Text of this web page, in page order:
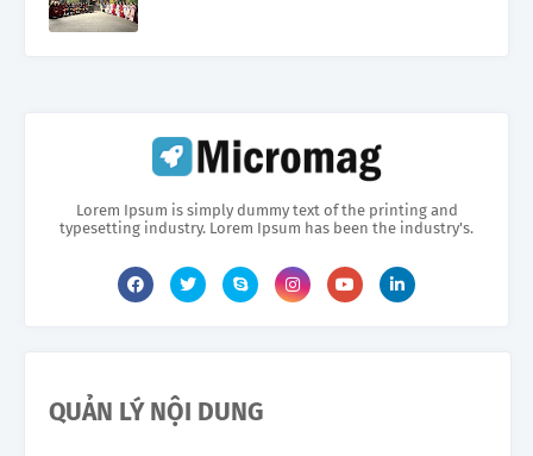
Lorem Ipsum is simply dummy text of the printing and
typesetting industry. Lorem Ipsum has been the industry's.
QUẢN LÝ NỘI DUNG